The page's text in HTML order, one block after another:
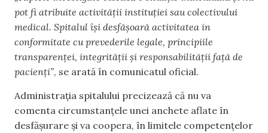
pot fi atribuite activității instituției sau colectivului
medical. Spitalul își desfășoară activitatea in
conformitate cu prevederile legale, principiile
transparenței, integrității și responsabilității față de
pacienți”, se arată în comunicatul oficial.
Administrația spitalului precizează că nu va
comenta circumstanțele unei anchete aflate în
desfășurare și va coopera, în limitele competențelor